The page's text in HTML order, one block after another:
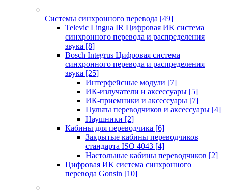
Системы синхронного перевода [49]
Televic Lingua IR Цифровая ИК система
синхронного перевода и распределения
звука [8]
Bosch Integrus Цифровая система
синхронного перевода и распределения
звука [25]
Интерфейсные модули [7]
ИК-излучатели и аксессуары [5]
ИК-приемники и аксессуары [7]
Пульты переводчиков и аксессуары [4]
Наушники [2]
Кабины для переводчика [6]
Закрытые кабины переводчиков
стандарта ISO 4043 [4]
Настольные кабины переводчиков [2]
Цифровая ИК система синхронного
перевода Gonsin [10]